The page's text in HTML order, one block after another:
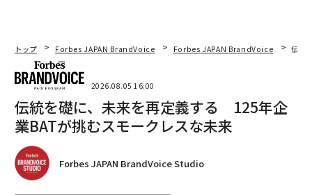
トップ Forbes JAPAN BrandVoice Forbes JAPAN BrandVoice 伝統
2026.08.05 16:00
伝統を礎に、未来を再定義する 125年企
業BATが挑むスモークレスな未来
Forbes JAPAN BrandVoice Studio